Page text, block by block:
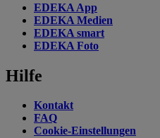
EDEKA App
EDEKA Medien
EDEKA smart
EDEKA Foto
Hilfe
Kontakt
FAQ
Cookie-Einstellungen